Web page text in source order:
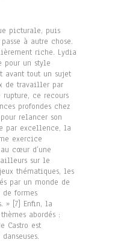
picturale, puis
à autre chose.
riche. Lydia
pour un style
avant tout un sujet
de travailler par
ce recours
profondes chez
relancer son
par excellence, la
exercice
cœur d’une
sur le
thématiques, les
par un monde de
formes
» [7] Enfin, la
abordés :
Castro est